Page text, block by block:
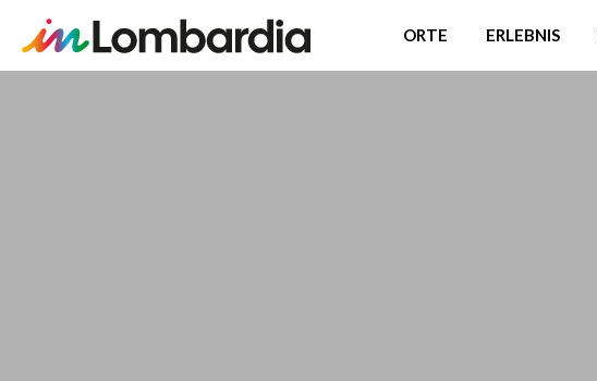
ORTE ERLEBNIS